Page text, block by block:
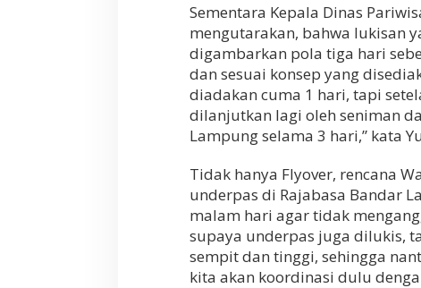
Sementara Kepala Dinas
mengutarakan, bahwa lukisan
digambarkan pola tiga hari
dan sesuai konsep yang
diadakan cuma 1 hari, tapi
dilanjutkan lagi oleh seniman
Lampung selama 3 hari,” kata
Tidak hanya Flyover, rencana
underpas di Rajabasa Bandar
malam hari agar tidak
supaya underpas juga dilukis,
sempit dan tinggi, sehingga
kita akan koordinasi dulu